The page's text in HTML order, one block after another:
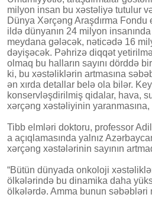
milyon insan bu xəstəliyə tutulur
Dünya Xərçəng Araşdırma
ildə dünyanın 24 milyon
meydana gələcək, nəticədə 16
dəyişəcək. Pəhrizə diqqət
olmaq bu halların sayını dörddə
ki, bu xəstəliklərin artmasına
ən xırda detallar belə ola bilər.
konservləşdirilmiş qidalar, hava,
xərçəng xəstəliyinin yaranmasına,
Tibb elmləri doktoru, professor
a açıqlamasında yalnız
xərçəng xəstələrinin sayının
“Bütün dünyada onkoloji
ölkələrində bu dinamika daha
ölkələrdə. Amma bunun səbəbləri